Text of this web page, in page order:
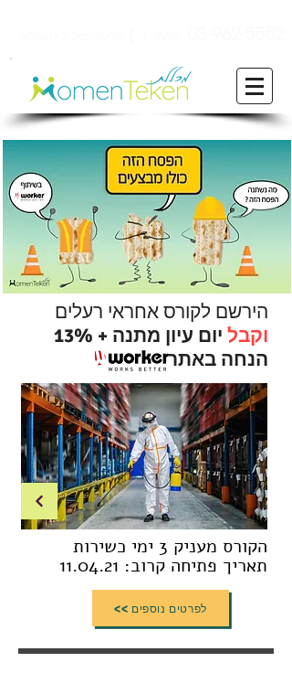
הירשם לקורס אחראי רעלים
וקבל
יום עיון מתנה + 13%
הנחה באתר
הקורס מעניק 3 ימי כשירות
תאריך פתיחה קרוב: 11.04.21
<< לפרטים נוספים